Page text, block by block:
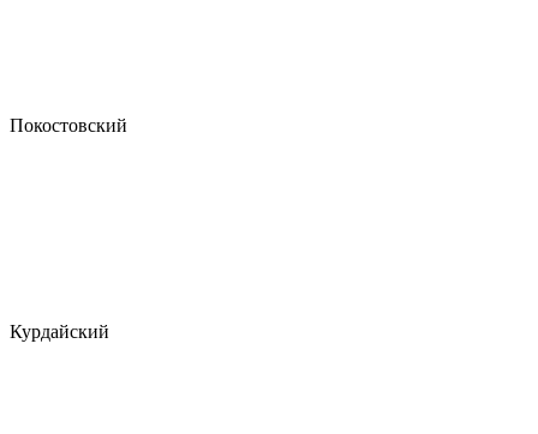
Покостовский
Курдайский